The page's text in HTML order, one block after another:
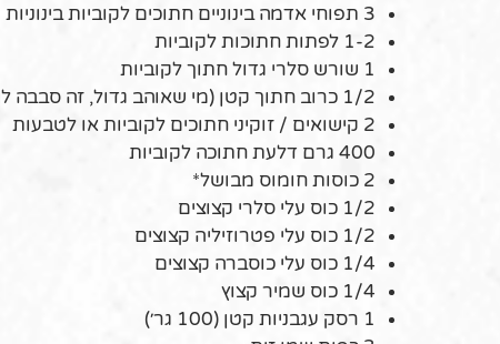
3 תפוחי אדמה בינוניים חתוכים לקוביות בינוניות
1-2 לפתות חתוכות לקוביות
1 שורש סלרי גדול חתוך לקוביות
1/2 כרוב חתוך קטן (מי שאוהב גדול, זה סבבה לגמרי)
2 קישואים / זוקיני חתוכים לקוביות או לטבעות
400 גרם דלעת חתוכה לקוביות
2 כוסות חומוס מבושל*
1/2 כוס עלי סלרי קצוצים
1/2 כוס עלי פטרוזיליה קצוצים
1/4 כוס עלי כוסברה קצוצים
1/4 כוס שמיר קצוץ
1 רסק עגבניות קטן (100 גר׳)